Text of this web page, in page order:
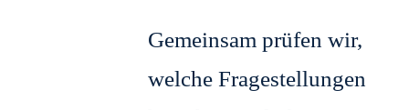
Gemeinsam prüfen wir,
welche Fragestellungen